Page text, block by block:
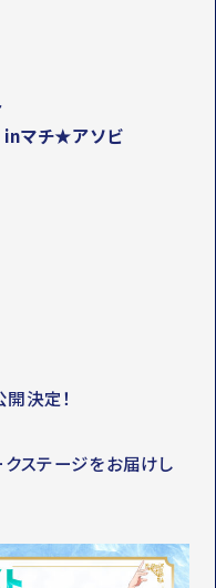
inマチ★アソビ
決定！
クステージをお届けし